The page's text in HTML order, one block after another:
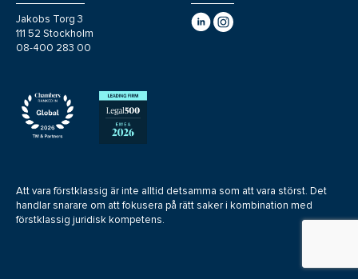
Jakobs Torg 3
111 52 Stockholm
08-400 283 00
Att vara förstklassig är inte alltid detsamma som att vara störst. Det
handlar snarare om att fokusera på rätt saker i kombination med
förstklassig juridisk kompetens.